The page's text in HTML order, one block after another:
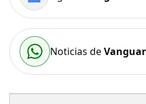
Noticias de